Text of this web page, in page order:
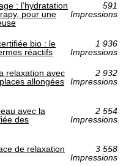
: l’hydratation
pour une
591
Impressions
bio : le
réactifs
1 936
Impressions
relaxation avec
allongées
2 932
Impressions
avec la
des
2 554
Impressions
de relaxation
3 558
Impressions